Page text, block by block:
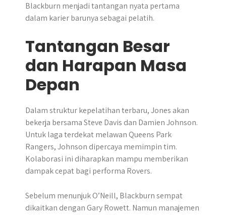
Blackburn menjadi tantangan nyata pertama
dalam karier barunya sebagai pelatih.
Tantangan Besar
dan Harapan Masa
Depan
Dalam struktur kepelatihan terbaru, Jones akan
bekerja bersama Steve Davis dan Damien Johnson.
Untuk laga terdekat melawan Queens Park
Rangers, Johnson dipercaya memimpin tim.
Kolaborasi ini diharapkan mampu memberikan
dampak cepat bagi performa Rovers.
Sebelum menunjuk O’Neill, Blackburn sempat
dikaitkan dengan Gary Rowett. Namun manajemen